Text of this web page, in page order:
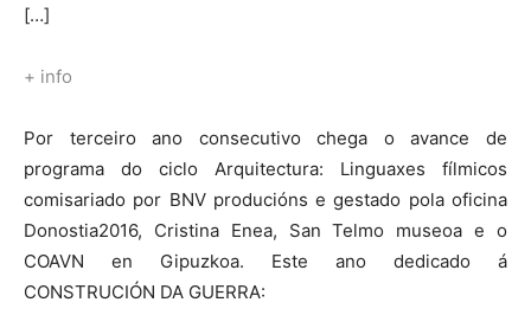
[…]
+ info
Por terceiro ano consecutivo chega o avance de
programa do ciclo Arquitectura: Linguaxes fílmicos
comisariado por BNV producións e gestado pola oficina
Donostia2016, Cristina Enea, San Telmo museoa e o
COAVN en Gipuzkoa. Este ano dedicado á
CONSTRUCIÓN DA GUERRA: